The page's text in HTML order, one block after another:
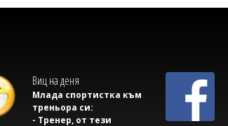
Виц на деня
Млада спортистка към
треньора си:
- Тренер, от тези